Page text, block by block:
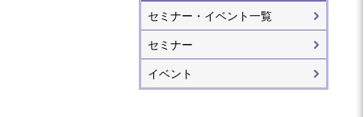
セミナー・イベント一覧
セミナー
イベント